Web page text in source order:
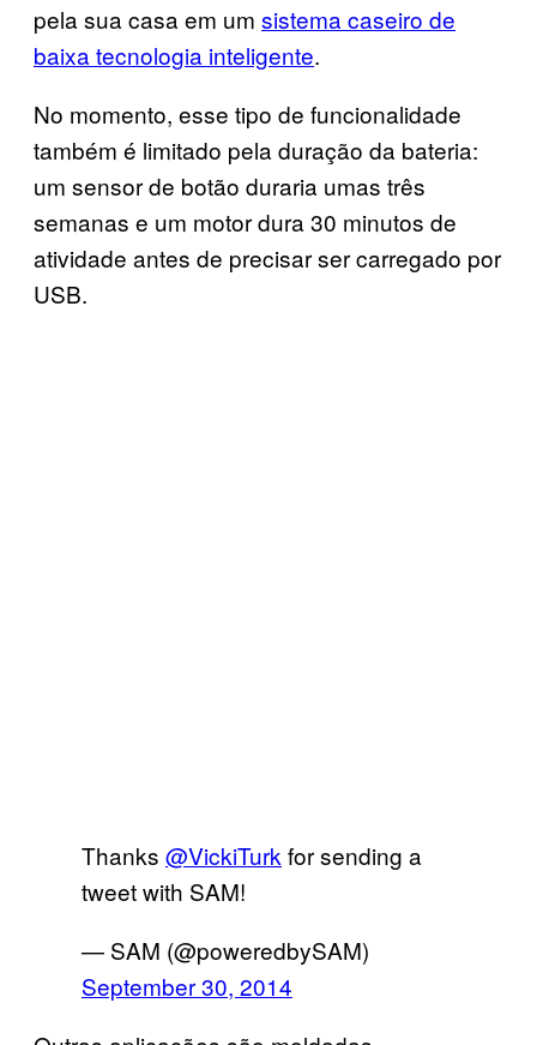
pela sua casa em um sistema caseiro de
baixa tecnologia inteligente.
No momento, esse tipo de funcionalidade
também é limitado pela duração da bateria:
um sensor de botão duraria umas três
semanas e um motor dura 30 minutos de
atividade antes de precisar ser carregado por
USB.
Thanks @VickiTurk for sending a
tweet with SAM!
— SAM (@poweredbySAM)
September 30, 2014